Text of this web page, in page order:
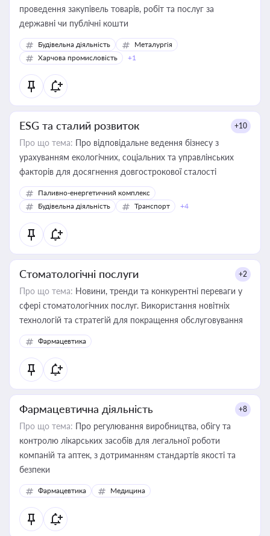
проведення закупівель товарів, робіт та послуг за
державні чи публічні кошти
Будівельна діяльність
Металургія
Харчова промисловість
+1
ESG та сталий розвиток +10
Про що тема: Про відповідальне ведення бізнесу з
урахуванням екологічних, соціальних та управлінських
факторів для досягнення довгострокової сталості
Паливно-енергетичний комплекс
Будівельна діяльність
Транспорт +4
Стоматологічні послуги +2
Про що тема: Новини, тренди та конкурентні переваги у
сфері стоматологічних послуг. Використання новітніх
технологій та стратегій для покращення обслуговування
Фармацевтика
Фармацевтична діяльність +8
Про що тема: Про регулювання виробництва, обігу та
контролю лікарських засобів для легальної роботи
компаній та аптек, з дотриманням стандартів якості та
безпеки
Фармацевтика Медицина